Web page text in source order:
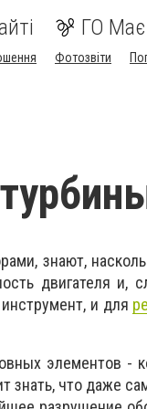
ГО
Фотозвіти
знают,
двигателя и,
и для
элементов -
что даже